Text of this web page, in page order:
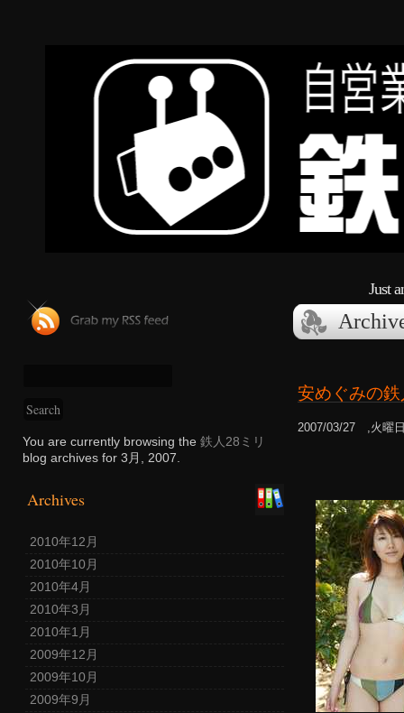
Just
You are currently browsing the 鉄人28ミリ
blog archives for 3月, 2007.
Archives
2010年12月
2010年10月
2010年4月
2010年3月
2010年1月
2009年12月
2009年10月
2009年9月
安めぐみの鉄
2007/03/27 ,火曜